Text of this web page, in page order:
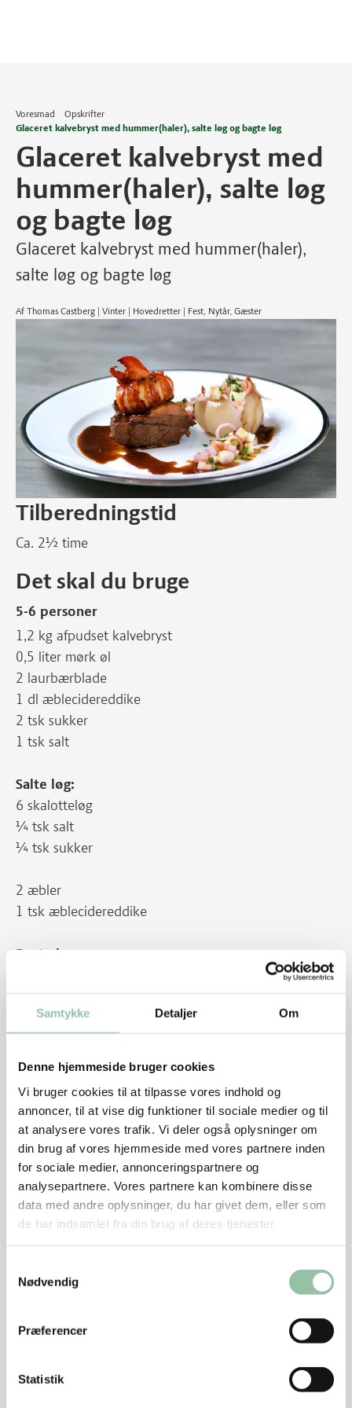
Samtykke Detaljer Om
Denne hjemmeside bruger cookies
Vi bruger cookies til at tilpasse vores indhold og
annoncer, til at vise dig funktioner til sociale medier og til
at analysere vores trafik. Vi deler også oplysninger om
din brug af vores hjemmeside med vores partnere inden
for sociale medier, annonceringspartnere og
analysepartnere. Vores partnere kan kombinere disse
data med andre oplysninger, du har givet dem, eller som
de har indsamlet fra din brug af deres tjenester.
Nødvendig
Præferencer
Statistik
Voresmad
Opskrifter
Glaceret kalvebryst med hummer(haler), salte løg og bagte løg
Glaceret kalvebryst med
hummer(haler), salte løg
og bagte løg
Glaceret kalvebryst med hummer(haler),
salte løg og bagte løg
Af Thomas Castberg | Vinter | Hovedretter | Fest, Nytår, Gæster
Tilberedningstid
Ca. 2½ time
Det skal du bruge
5-6 personer
1,2 kg afpudset kalvebryst
0,5 liter mørk øl
2 laurbærblade
1 dl æblecidereddike
2 tsk sukker
1 tsk salt
Salte løg:
6 skalotteløg
¼ tsk salt
¼ tsk sukker
2 æbler
1 tsk æblecidereddike
Bagte løg:
3 forkogte hummere eller 250 g hummer- eller
krebsehaler
¼ bundt persille
Tilbehør
Kogte asparges kartofler, 900 g
Sådan gør du
Kom kalvebryst, mørk øl, laurbærblade, eddike,
sukker og salt i en støbejernsgryde, eller anden
det simre i 2 timer.
Bland med salt og sukker og sæt det i køleskabet.
Skær æbler med skræl uden kernehus i 2-3 mm tynde
skiver. Skær dem derefter i i stænger og til sidst i tern.
Bland med eddike og sæt dem i køleskabet.